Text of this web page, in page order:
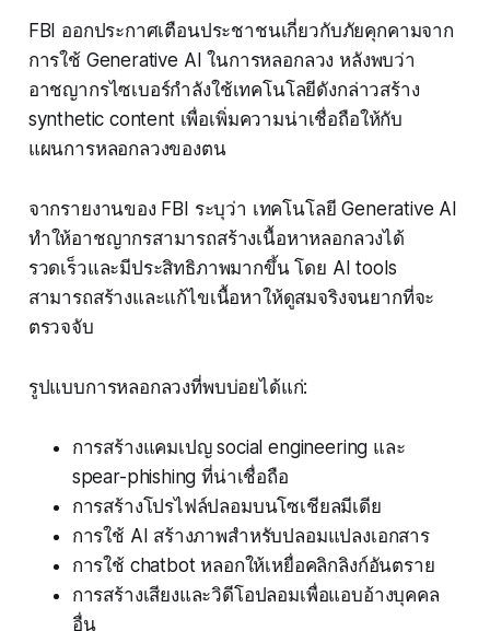
FBI ออกประกาศเตือนประชาชนเกี่ยวกับภัยคุกคามจาก
การใช้ Generative AI ในการหลอกลวง หลังพบว่า
อาชญากรไซเบอร์กำลังใช้เทคโนโลยีดังกล่าวสร้าง
synthetic content เพื่อเพิ่มความน่าเชื่อถือให้กับ
แผนการหลอกลวงของตน
จากรายงานของ FBI ระบุว่า เทคโนโลยี Generative AI
ทำให้อาชญากรสามารถสร้างเนื้อหาหลอกลวงได้
รวดเร็วและมีประสิทธิภาพมากขึ้น โดย AI tools
สามารถสร้างและแก้ไขเนื้อหาให้ดูสมจริงจนยากที่จะ
ตรวจจับ
รูปแบบการหลอกลวงที่พบบ่อยได้แก่:
การสร้างแคมเปญ social engineering และ
spear-phishing ที่น่าเชื่อถือ
การสร้างโปรไฟล์ปลอมบนโซเชียลมีเดีย
การใช้ AI สร้างภาพสำหรับปลอมแปลงเอกสาร
การใช้ chatbot หลอกให้เหยื่อคลิกลิงก์อันตราย
การสร้างเสียงและวิดีโอปลอมเพื่อแอบอ้างบุคคล
อื่น